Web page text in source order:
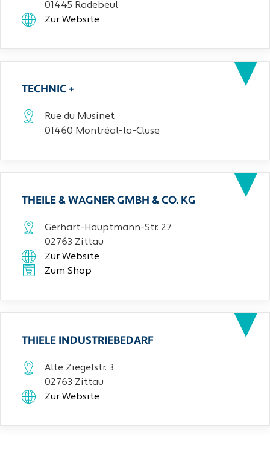
01445 Radebeul
Zur Website
TECHNIC +
Rue du Musinet
01460 Montréal-la-Cluse
THEILE & WAGNER GMBH & CO. KG
Gerhart-Hauptmann-Str. 27
02763 Zittau
Zur Website
Zum Shop
THIELE INDUSTRIEBEDARF
Alte Ziegelstr. 3
02763 Zittau
Zur Website